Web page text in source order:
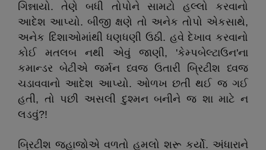
ગિન્નાયો. તેણે બધી તોપોને સામટો હલ્લો કરવાનો
આદેશ આપ્યો. બીજી ક્ષણે તો અનેક તોપો એકસાથે,
અનેક દિશાઓમાંથી ધણધણી ઉઠી. હવે દેખાવ કરવાનો
કોઈ મતલબ નથી એવું જાણી, 'કેમ્પબેલ્ટાઉન'ના
કમાન્ડર બેટીએ જર્મન ધ્વજ ઉતારી બ્રિટીશ ધ્વજ
ચડાવવાનો આદેશ આપ્યો. ઓળખ છતી થઈ જ ગઈ
હતી, તો પછી અસલી દુશ્મન બનીને જ શા માટે ન
લડવું?!
બ્રિટીશ જહાજોએ વળતો હુમલો શરૂ કર્યો. અંધારાને